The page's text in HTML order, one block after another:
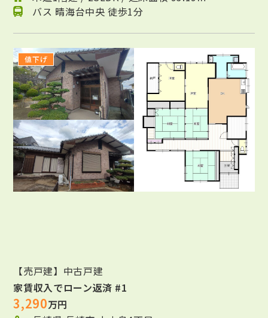
バス 晴海台中央 徒歩1分
値下げ
【売戸建】中古戸建
家賃収入でローン返済 #1
3,290万円